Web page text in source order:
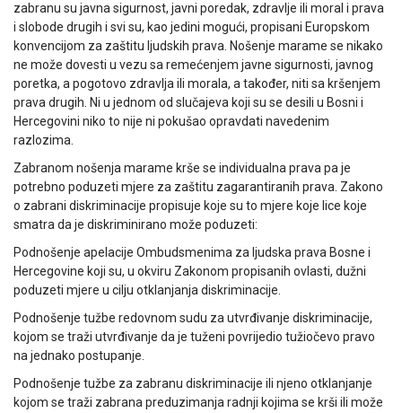
zabranu su javna sigurnost, javni poredak, zdravlje ili moral i prava
i slobode drugih i svi su, kao jedini mogući, propisani Europskom
konvencijom za zaštitu ljudskih prava. Nošenje marame se nikako
ne može dovesti u vezu sa remećenjem javne sigurnosti, javnog
poretka, a pogotovo zdravlja ili morala, a također, niti sa kršenjem
prava drugih. Ni u jednom od slučajeva koji su se desili u Bosni i
Hercegovini niko to nije ni pokušao opravdati navedenim
razlozima.
Zabranom nošenja marame krše se individualna prava pa je
potrebno poduzeti mjere za zaštitu zagarantiranih prava. Zakono
o zabrani diskriminacije propisuje koje su to mjere koje lice koje
smatra da je diskriminirano može poduzeti:
Podnošenje apelacije Ombudsmenima za ljudska prava Bosne i
Hercegovine koji su, u okviru Zakonom propisanih ovlasti, dužni
poduzeti mjere u cilju otklanjanja diskriminacije.
Podnošenje tužbe redovnom sudu za utvrđivanje diskriminacije,
kojom se traži utvrđivanje da je tuženi povrijedio tužiočevo pravo
na jednako postupanje.
Podnošenje tužbe za zabranu diskriminacije ili njeno otklanjanje
kojom se traži zabrana preduzimanja radnji kojima se krši ili može